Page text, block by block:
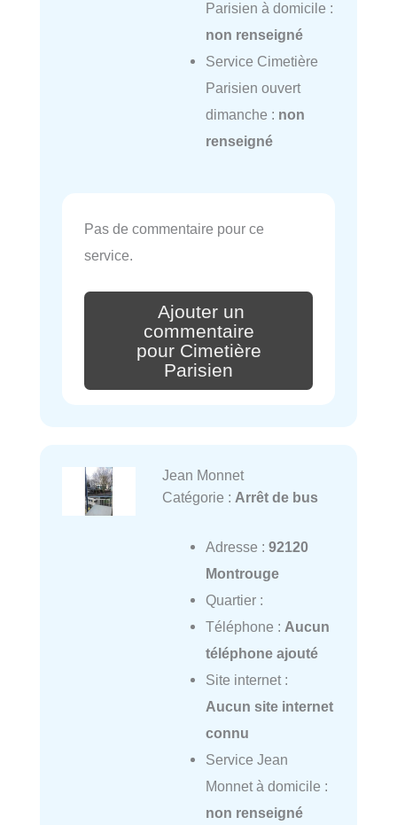
Parisien à domicile :
non renseigné
Service Cimetière
Parisien ouvert
dimanche : non
renseigné
Pas de commentaire pour ce
service.
Ajouter un
commentaire
pour Cimetière
Parisien
Jean Monnet
Catégorie : Arrêt de bus
Adresse : 92120
Montrouge
Quartier :
Téléphone : Aucun
téléphone ajouté
Site internet :
Aucun site internet
connu
Service Jean
Monnet à domicile :
non renseigné